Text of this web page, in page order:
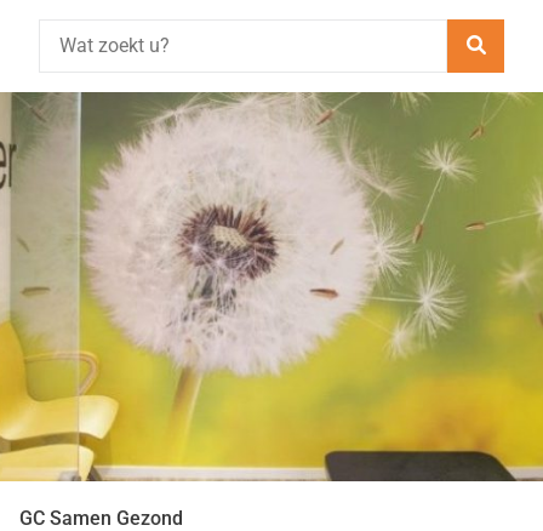
GC Samen Gezond